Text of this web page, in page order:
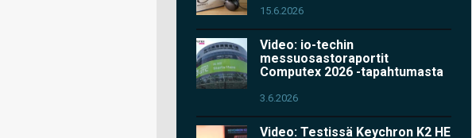
15.6.2026
Video: io-techin
messuosastoraportit
Computex 2026 -tapahtumasta
3.6.2026
Video: Testissä Keychron K2 HE